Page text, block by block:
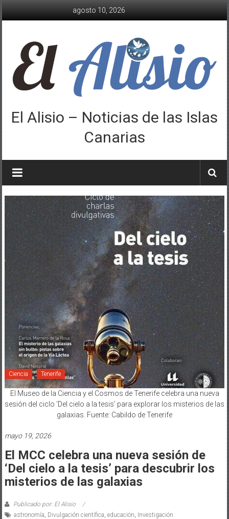
agosto 10, 2026
El Alisio – Noticias de las Islas
Canarias
Ciencia Tenerife
El Museo de la Ciencia y el Cosmos de Tenerife celebra una nueva
sesión del ciclo ‘Del cielo a la tesis’ para explorar los misterios de las
galaxias. Fuente: Cabildo de Tenerife
mayo 19, 2026
El MCC celebra una nueva sesión de
‘Del cielo a la tesis’ para descubrir los
misterios de las galaxias
Publicado por: El Alisio
astronomía Divulgación científica educación Investigación